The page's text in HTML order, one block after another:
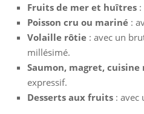
Fruits de mer et huîtres
Poisson cru ou mariné :
Volaille rôtie : avec un
millésimé.
Saumon, magret, cuisine
expressif.
Desserts aux fruits : avec